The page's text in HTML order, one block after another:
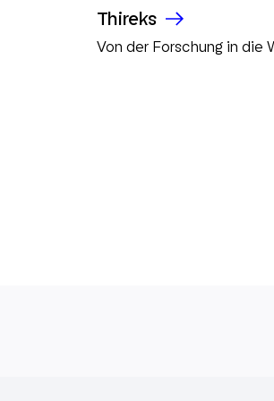
Thireks
Von der Forschung in die